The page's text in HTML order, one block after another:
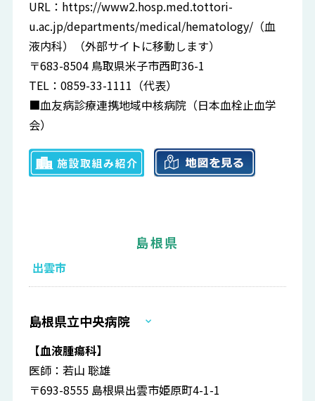
URL： https://www2.hosp.med.tottori-
u.ac.jp/departments/medical/hematology/ （血
液内科）（外部サイトに移動します）
〒683-8504 鳥取県米子市西町36-1
TEL：0859-33-1111（代表）
■血友病診療連携地域中核病院（日本血栓止血学
会）
島根県
出雲市
島根県立中央病院
【血液腫瘍科】
医師：若山 聡雄
〒693-8555 島根県出雲市姫原町4-1-1